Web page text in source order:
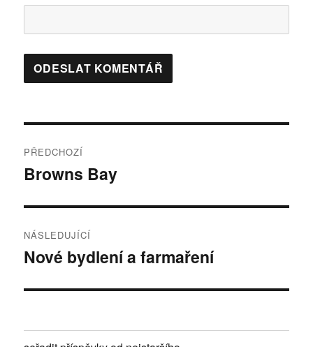
pro
PŘEDCHOZÍ
Předchozí
Browns Bay
NÁSLEDUJÍCÍ
Následující
Nové bydlení a farmaření